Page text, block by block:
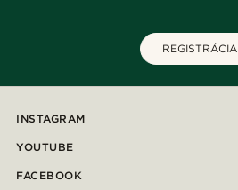
REGISTRÁCIA
INSTAGRAM
YOUTUBE
FACEBOOK